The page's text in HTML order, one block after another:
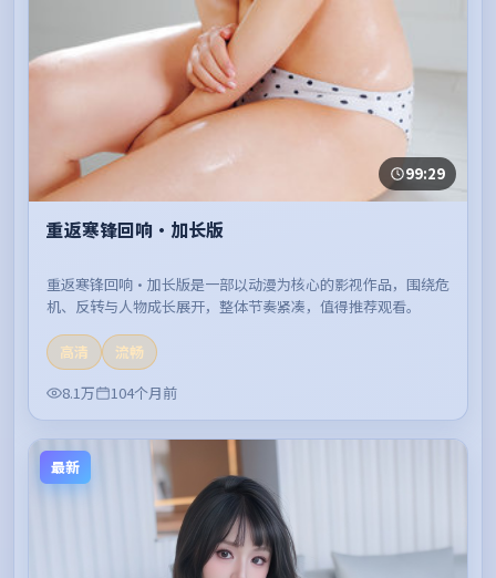
99:29
重返寒锋回响·加长版
重返寒锋回响·加长版是一部以动漫为核心的影视作品，围绕危
机、反转与人物成长展开，整体节奏紧凑，值得推荐观看。
高清
流畅
8.1万
104个月前
最新